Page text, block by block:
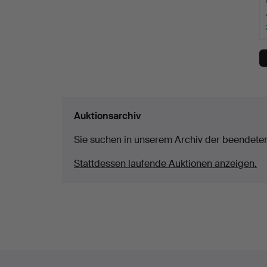
Auktionsarchiv
Sie suchen in unserem Archiv der
Stattdessen laufende Auktionen anzeigen.